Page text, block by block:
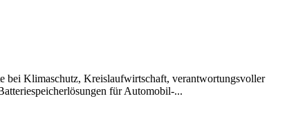
bei Klimaschutz, Kreislaufwirtschaft, verantwortungsvoller
für Automobil-...